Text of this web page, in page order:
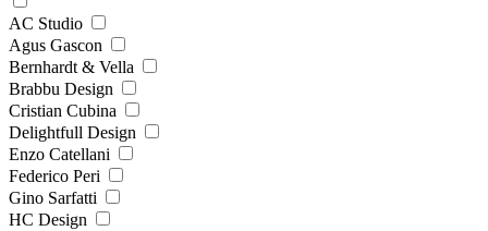
AC Studio
Agus Gascon
Bernhardt & Vella
Brabbu Design
Cristian Cubina
Delightfull Design
Enzo Catellani
Federico Peri
Gino Sarfatti
HC Design